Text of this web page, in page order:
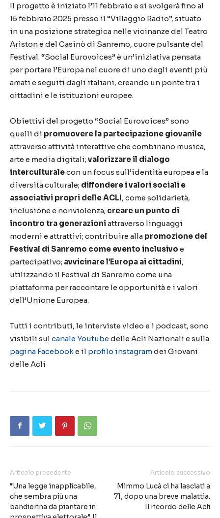
Il progetto è iniziato l’11 febbraio e si svolgerà fino al
15 febbraio 2025 presso il “Villaggio Radio”, situato
in una posizione strategica nelle vicinanze del Teatro
Ariston e del Casinò di Sanremo, cuore pulsante del
Festival. “Social Eurovoices” è un’iniziativa pensata
per portare l’Europa nel cuore di uno degli eventi più
amati e seguiti dagli italiani, creando un ponte tra i
cittadini e le istituzioni europee.
Obiettivi del progetto “Social Eurovoices” sono
quelli di promuoverela partecipazione giovanile
attraverso attività interattive che combinano musica,
arte e media digitali;valorizzare il dialogo
interculturalecon un focus sull’identità europea e la
diversità culturale; diffondere i valori sociali e
associativi propri delle ACLI, come solidarietà,
inclusione e nonviolenza; creare un punto di
incontro tra generazioni attraverso linguaggi
moderni e attrattivi; contribuire alla promozione del
Festival di Sanremo come evento inclusivo e
partecipativo; avvicinare l’Europa ai cittadini,
utilizzando il Festival di Sanremo come una
piattaforma per raccontare le opportunità e i valori
dell’Unione Europea.
Tutti i contributi, le interviste video e i podcast, sono
visibili sul canale Youtubedelle Acli Nazionali e sulla
pagina Facebook e il profilo instagramdei Giovani
delle Acli
Articolo precedente
“Una legge inapplicabile,
che sembra più una
bandierina da piantare in
Articolo successivo
Mimmo Lucà ci ha lasciati a
71, dopo una breve malattia.
Il ricordo delle Acli